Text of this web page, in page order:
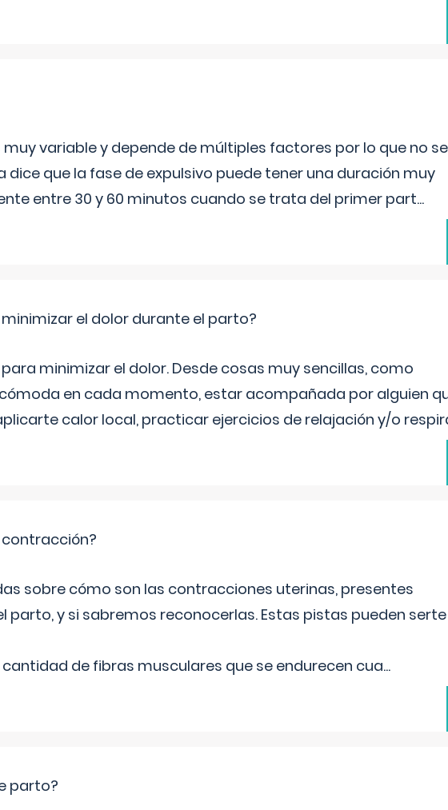
variable y depende de múltiples factores por lo que no se
dice que la fase de expulsivo puede tener una duración muy
entre 30 y 60 minutos cuando se trata del primer part...
el dolor durante el parto?
minimizar el dolor. Desde cosas muy sencillas, como
en cada momento, estar acompañada por alguien
calor local, practicar ejercicios de relajación y/o
sobre cómo son las contracciones uterinas, presentes
parto, y si sabremos reconocerlas. Estas pistas pueden serte
de fibras musculares que se endurecen cua...
parto?